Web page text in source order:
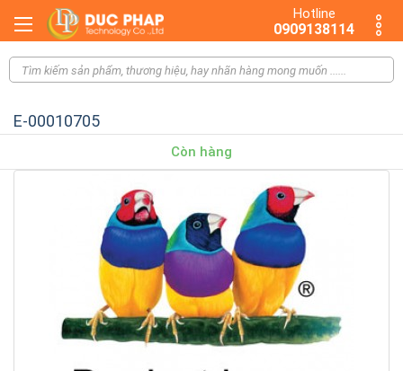
Hotline
0909138114
E-00010705
Còn hàng